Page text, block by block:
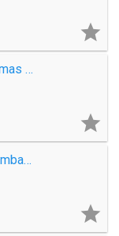

Parduodamas sodo namas Kiškėnų k.

Parduodamas vieno kambario butas Sulupės g.
